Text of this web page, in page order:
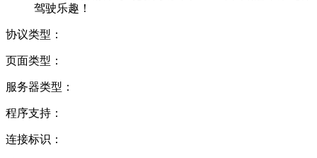
驾驶乐趣！
协议类型：
页面类型：
服务器类型：
程序支持：
连接标识：